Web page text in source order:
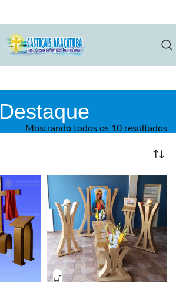
Destaque
Mostrando todos os 10 resultados